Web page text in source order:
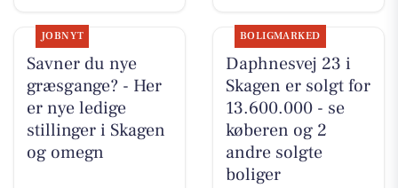
JOBNYT
Savner du nye
græsgange? - Her
er nye ledige
stillinger i Skagen
og omegn
BOLIGMARKED
Daphnesvej 23 i
Skagen er solgt for
13.600.000 - se
køberen og 2
andre solgte
boliger